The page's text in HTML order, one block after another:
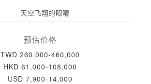
天空飞翔的眼睛
预估价格
TWD 260,000-460,000
HKD 61,000-108,000
USD 7,900-14,000